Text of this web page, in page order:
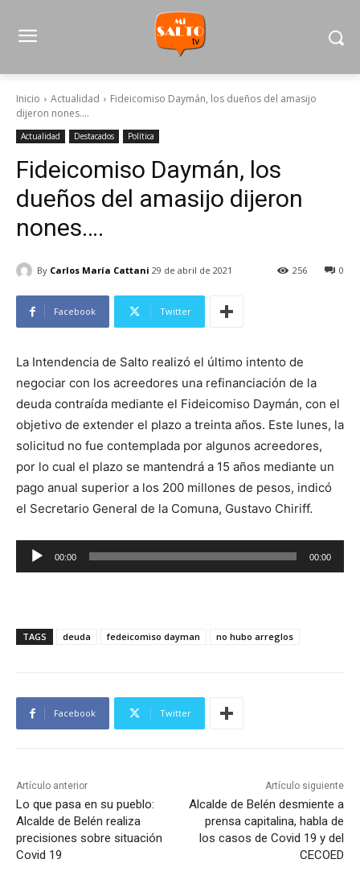
Inicio Actualidad
Fideicomiso Daymán, los dueños del amasijo
dijeron nones....
Actualidad Destacados Política
Fideicomiso Daymán, los
dueños del amasijo dijeron
nones….
By Carlos María Cattani 29 de abril de 2021 0
256
Facebook Twitter
La Intendencia de Salto realizó el último intento de
negociar con los acreedores una refinanciación de la
deuda contraída mediante el Fideicomiso Daymán, con el
objetivo de extender el plazo a treinta años. Este lunes, la
solicitud no fue contemplada por algunos acreedores,
por lo cual el plazo se mantendrá a 15 años mediante un
pago anual superior a los 200 millones de pesos, indicó
el Secretario General de la Comuna, Gustavo Chiriff.
e
o
c
d
e
a
u
d
00:00 00:00
TAGS deuda fedeicomiso dayman no hubo arreglos
Facebook Twitter
Artículo anterior
Lo que pasa en su pueblo:
Alcalde de Belén realiza
precisiones sobre situación
Covid 19
Artículo siguiente
Alcalde de Belén desmiente a
prensa capitalina, habla de
los casos de Covid 19 y del
CECOED